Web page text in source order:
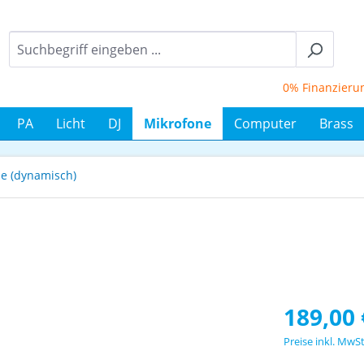
0% Finanzierung
PA Licht DJ Mikrofone Computer Brass
(dynamisch)
Regulärer
189,00
Preise inkl.